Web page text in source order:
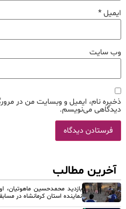
ایمیل*
وب‌ سایت
ذخیره نام، ایمیل و وبسایت من در
دیدگاهی می‌نویسم.
آخرین مطالب
بازدید محمدحسین ماهوتیان،
نماینده استان کرمانشاه در